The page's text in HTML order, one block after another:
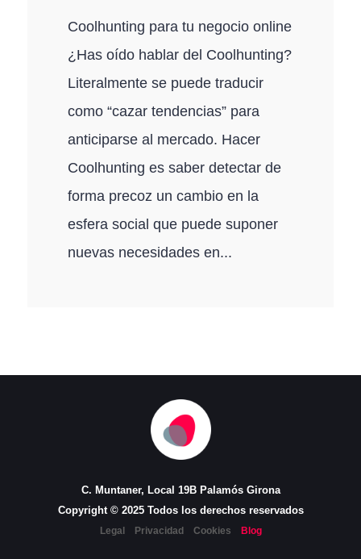
Coolhunting para tu negocio online
¿Has oído hablar del Coolhunting?
Literalmente se puede traducir
como “cazar tendencias” para
anticiparse al mercado. Hacer
Coolhunting es saber detectar de
forma precoz un cambio en la
esfera social que puede suponer
nuevas necesidades en...
C. Muntaner, Local 19B Palamós Girona
Copyright © 2025 Todos los derechos reservados
Legal Privacidad Cookies Blog